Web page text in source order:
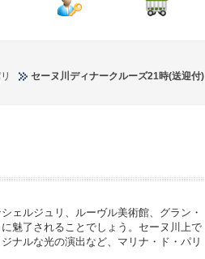
セーヌ川ディナークルーズ21時(送迎付)
ェルジュリ、ルーヴル美術館、グラン・
魅了されることでしょう。セーヌ川上で
ナルな光の演出など、マリナ・ド・パリ